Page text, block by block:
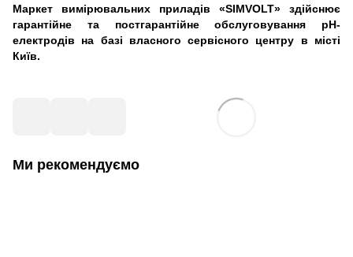
Маркет вимірювальних приладів «SIMVOLT» здійснює
гарантійне та постгарантійне обслуговування рН-
електродів на базі власного сервісного центру в місті
Київ.
Ми рекомендуємо